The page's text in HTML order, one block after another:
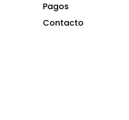
Pagos
Contacto